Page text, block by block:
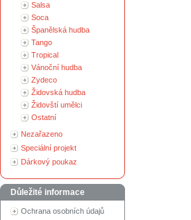
Salsa
Soca
Španělská hudba
Tango
Tropical
Vánoční hudba
Zydeco
Židovská hudba
Židovští umělci
Ostatní
Nezařazeno
Speciální projekt
Dárkový poukaz
Důležité informace
Ochrana osobních údajů